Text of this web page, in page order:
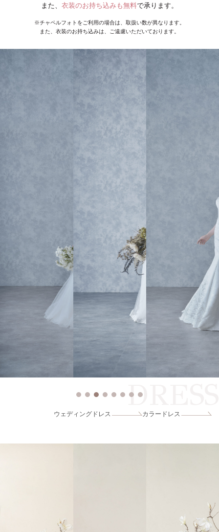
また、 衣装のお持ち込みも無料で承ります。
※チャペルフォトをご利用の場合は、取扱い数が異なります。
また、衣装のお持ち込みは、ご遠慮いただいております。
DRESS
ウェディングドレス カラードレス